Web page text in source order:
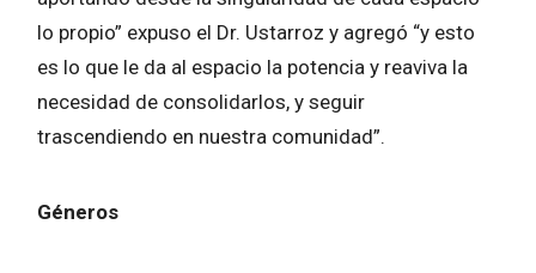
lo propio” expuso el Dr. Ustarroz y agregó “y esto
es lo que le da al espacio la potencia y reaviva la
necesidad de consolidarlos, y seguir
trascendiendo en nuestra comunidad”.
Géneros